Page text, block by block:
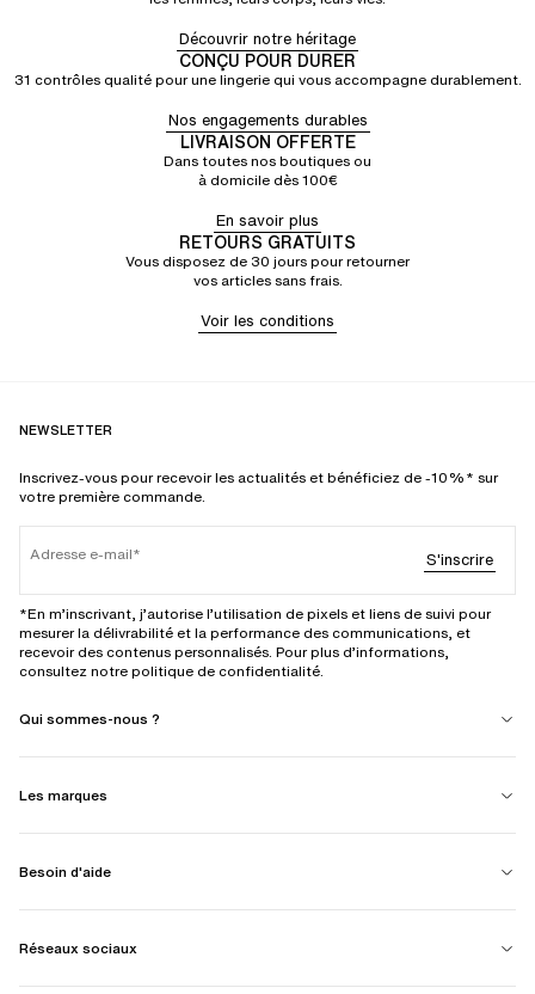
Découvrir notre héritage
CONÇU POUR DURER
31 contrôles qualité pour une lingerie qui vous accompagne durablement.
Nos engagements durables
LIVRAISON OFFERTE
Dans toutes nos boutiques ou
à domicile dès 100€
En savoir plus
RETOURS GRATUITS
Vous disposez de 30 jours pour retourner
vos articles sans frais.
Voir les conditions
NEWSLETTER
Inscrivez-vous pour recevoir les actualités et bénéficiez de -10%* sur
votre première commande.
Adresse e-mail S'inscrire
*En m’inscrivant, j’autorise l’utilisation de pixels et liens de suivi pour
mesurer la délivrabilité et la performance des communications, et
recevoir des contenus personnalisés. Pour plus d’informations,
consultez notre politique de confidentialité.
Qui sommes-nous ?
Les marques
Besoin d'aide
Réseaux sociaux